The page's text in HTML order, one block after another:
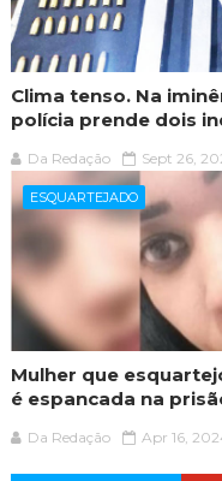
Clima tenso. Na
polícia prende dois
Da Redação Sept 26,
ESQUARTEJADO
Mulher que
é espancada na
Da Redação Apr 16,